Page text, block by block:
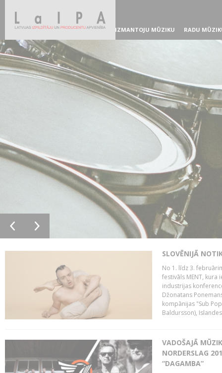
IZMANTOJU MŪZIKU RADU
SLOVĒNIJĀ
No 1. līdz 3.
festivāls MENT, kura
industrijas
Džonatans
kompānijas "Sub
Baldursson),
VADOŠAJĀ
NORDERSLAG
“DAGAMBA”